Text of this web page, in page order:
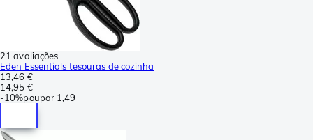
21 avaliações
Eden Essentials tesouras de cozinha
13,46 €
14,95 €
-10%poupar 1,49